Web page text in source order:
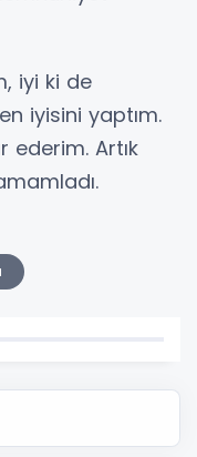
iyi ki de
iyisini yaptım.
ederim. Artık